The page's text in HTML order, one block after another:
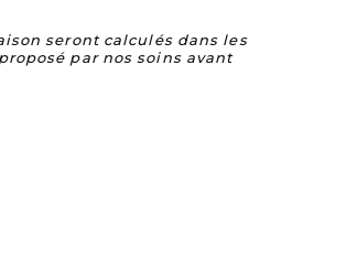
seront calculés dans les
par nos soins avant